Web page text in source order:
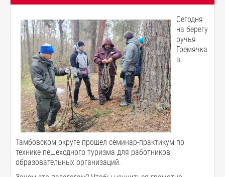
Сегодня
на берегу
ручья
Гремячка
в
Тамбовском округе прошел семинар-практикум по
технике пешеходного туризма для работников
образовательных организаций.